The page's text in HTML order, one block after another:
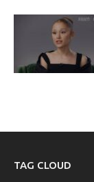
TAG CLOUD